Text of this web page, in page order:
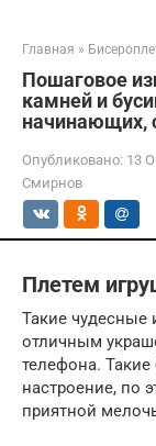
Главная »
Пошаговое
камней и
начинающих,
Опубликовано: 13
Смирнов
Плетем
Такие чудесные
отличным
телефона.
настроение, по
приятной